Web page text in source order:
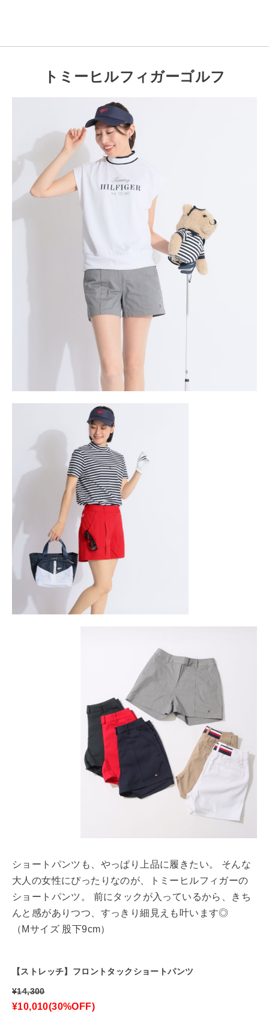
トミーヒルフィガーゴルフ
ショートパンツも、やっぱり上品に履きたい。 そんな
大人の女性にぴったりなのが、トミーヒルフィガーの
ショートパンツ。 前にタックが入っているから、きち
んと感がありつつ、すっきり細見えも叶います◎
（Mサイズ 股下9cm）
【ストレッチ】フロントタックショートパンツ
¥14,300
¥10,010(30%OFF)